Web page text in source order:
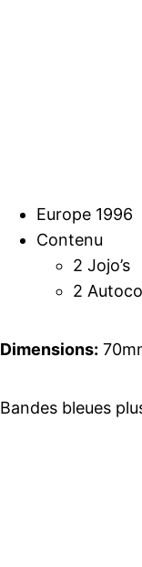
Europe 1996
Contenu
2 Jojo’s
2
Dimensions:
Bandes bleues